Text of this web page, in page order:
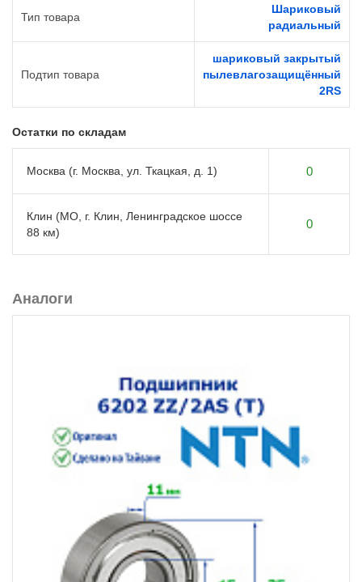
Тип товара
Шариковый
радиальный
Подтип товара
шариковый закрытый
пылевлагозащищённый
2RS
Остатки по складам
Москва (г. Москва, ул. Ткацкая, д. 1) 0
Клин (МО, г. Клин, Ленинградское шоссе
88 км)
0
Аналоги